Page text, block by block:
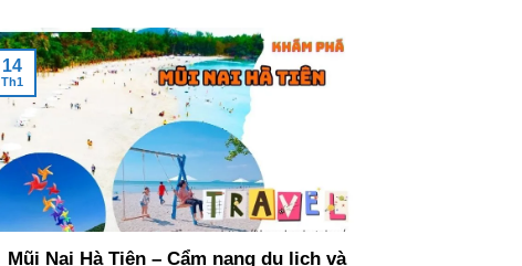
Mũi Nai Hà Tiên – Cẩm nang du lịch và
14
Th1